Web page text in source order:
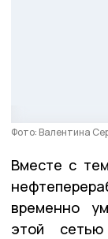
Фото: Валентина
Вместе с
временно
этой сетью